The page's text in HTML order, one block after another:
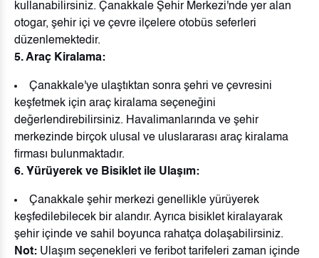
kullanabilirsiniz. Çanakkale Şehir Merkezi'nde yer alan
otogar, şehir içi ve çevre ilçelere otobüs seferleri
düzenlemektedir.
5. Araç Kiralama:
Çanakkale'ye ulaştıktan sonra şehri ve çevresini
keşfetmek için araç kiralama seçeneğini
değerlendirebilirsiniz. Havalimanlarında ve şehir
merkezinde birçok ulusal ve uluslararası araç kiralama
firması bulunmaktadır.
6. Yürüyerek ve Bisiklet ile Ulaşım:
Çanakkale şehir merkezi genellikle yürüyerek
keşfedilebilecek bir alandır. Ayrıca bisiklet kiralayarak
şehir içinde ve sahil boyunca rahatça dolaşabilirsiniz.
Not: Ulaşım seçenekleri ve feribot tarifeleri zaman içinde